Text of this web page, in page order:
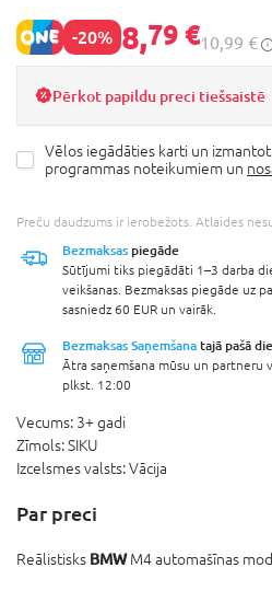
-20% 8,79 €10,99 €
Pērkot papildu preci tiešsaistē
Vēlos iegādāties karti un
programmas noteikumiem un
Preču daudzums ir ierobežots. Atlaides
Bezmaksas piegāde
Sūtījumi tiks piegādāti 1–3 darba
veikšanas. Bezmaksas piegāde uz
sasniedz 60 EUR un vairāk.
Bezmaksas Saņemšana tajā pašā
Ātra saņemšana mūsu un partneru
plkst. 12:00
Vecums: 3+ gadi
Zīmols:SIKU
Izcelsmes valsts:Vācija
Par preci
Reālistisks BMWM4 automašīnas